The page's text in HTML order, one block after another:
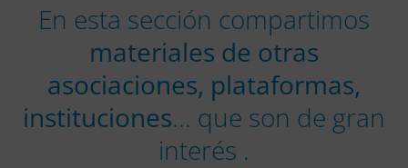
En esta sección compartimos
materiales de otras
asociaciones, plataformas,
instituciones... que son de gran
interés .